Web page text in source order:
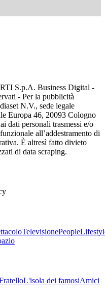
RTI S.p.A. Business Digital -
- Per la pubblicità
N.V., sede legale
Europa 46, 20093 Cologno
dati personali trasmessi e/o
all’addestramento di
È altresì fatto divieto
di data scraping.
TelevisionePeople
L'isola dei famosiAmici